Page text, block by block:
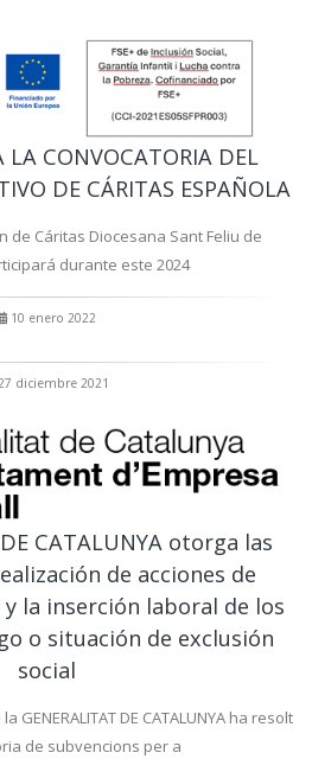
LA CONVOCATORIA DEL
DE CÁRITAS ESPAÑOLA
de Cáritas Diocesana Sant Feliu de
durante este 2024
10 enero 2022
diciembre 2021
CATALUNYA otorga las
de acciones de
la inserción laboral de los
o situación de exclusión
social
DE CATALUNYA ha resolt
de subvencions per a